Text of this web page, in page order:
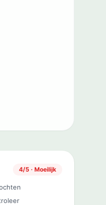
4/5 · Moeilijk